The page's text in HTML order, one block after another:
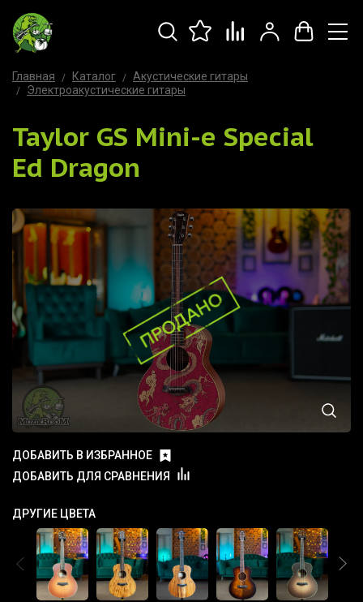
Главная Каталог
Акустические гитары
Электроакустические гитары
Taylor GS Mini-e Special
Ed Dragon
ДОБАВИТЬ В ИЗБРАННОЕ
ДОБАВИТЬ ДЛЯ СРАВНЕНИЯ
ДРУГИЕ ЦВЕТА